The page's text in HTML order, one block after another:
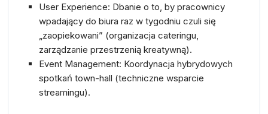
User Experience: Dbanie o to, by pracownicy
wpadający do biura raz w tygodniu czuli się
„zaopiekowani” (organizacja cateringu,
zarządzanie przestrzenią kreatywną).
Event Management: Koordynacja hybrydowych
spotkań town-hall (techniczne wsparcie
streamingu).